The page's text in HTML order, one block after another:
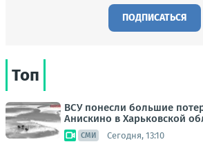
ПОДПИСАТЬСЯ
Топ
ВСУ понесли большие
Анискино в Харьковской
СМИ Сегодня, 13:10